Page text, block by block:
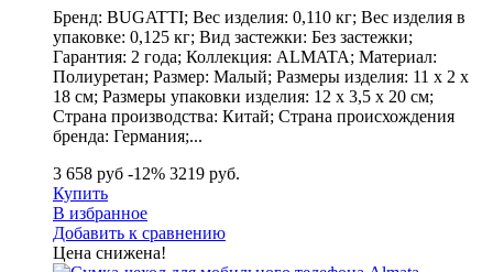
Бренд: BUGATTI; Вес изделия: 0,110 кг; Вес изделия в
упаковке: 0,125 кг; Вид застежки: Без застежки;
Гарантия: 2 года; Коллекция: ALMATA; Материал:
Полиуретан; Размер: Малый; Размеры изделия: 11 х 2 х
18 см; Размеры упаковки изделия: 12 х 3,5 х 20 см;
Страна производства: Китай; Страна происхождения
бренда: Германия;...
3 658 руб -12% 3219 руб.
Купить
В избранное
Добавить к сравнению
Цена снижена!